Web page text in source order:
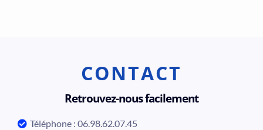
CONTACT
Retrouvez-nous facilement
Téléphone : 06.98.62.07.45